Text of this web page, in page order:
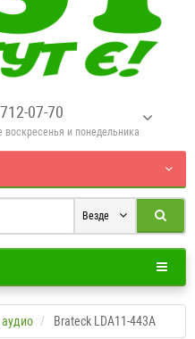
07-70
и понедельника
Везде
Brateck LDA11-443A